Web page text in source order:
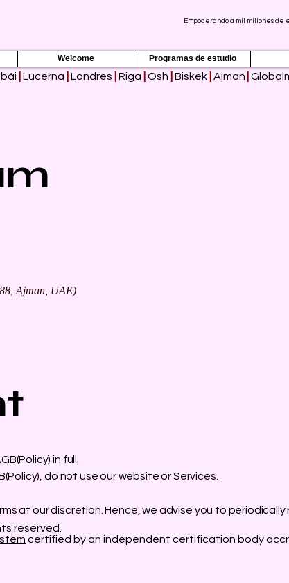
Empoderando a mil millones de
Welcome Programas de estudio
Lucerna Londres Riga Osh Biskek Ajman |
Ajman, UAE)
in full.
do not use our website or Services.
at our discretion. Hence, we advise you to
reserved.
certified by an independent certification body